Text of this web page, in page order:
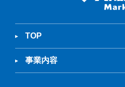
TOP
事業内容